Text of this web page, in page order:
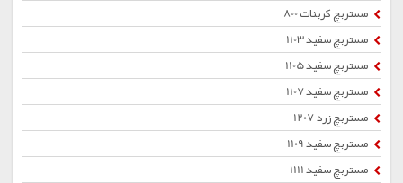
مستربچ کربنات 800
مستربچ سفید 1103
مستربچ سفید 1105
مستربچ سفید 1107
مستربچ زرد 1207
مستربچ سفید 1109
مستربچ سفید 1111